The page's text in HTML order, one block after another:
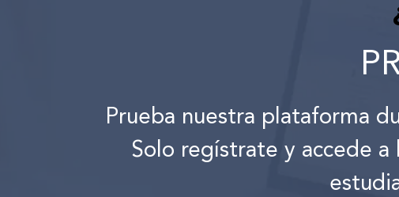
Prueba nuestra plataforma
Solo regístrate y accede